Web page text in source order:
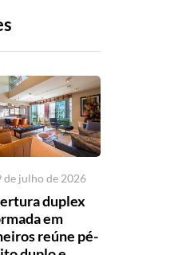
de julho de 2026
duplex
em
reúne pé-